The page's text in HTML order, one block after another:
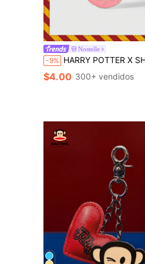
Nostelle
-9% HARRY POTTER X SHEIN 1 pieza Llavero con accesorio de bolso con diseño de pastel de goteo de aleación con dibujos
$4.00 300+ vendidos